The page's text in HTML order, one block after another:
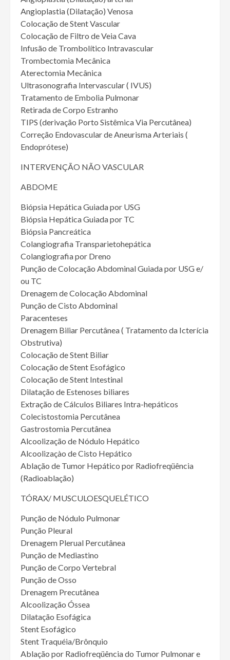
Angioplastia (Dilatação) Venosa
Colocação de Stent Vascular
Colocação de Filtro de Veia Cava
Infusão de Trombolítico Intravascular
Trombectomia Mecânica
Aterectomia Mecânica
Ultrasonografia Intervascular ( IVUS)
Tratamento de Embolia Pulmonar
Retirada de Corpo Estranho
TIPS (derivação Porto Sistêmica Via Percutânea)
Correção Endovascular de Aneurisma Arteriais (
Endoprótese)
INTERVENÇÃO NÃO VASCULAR
ABDOME
Biópsia Hepática Guiada por USG
Biópsia Hepática Guiada por TC
Biópsia Pancreática
Colangiografia Transparietohepática
Colangiografia por Dreno
Punção de Colocação Abdominal Guiada por USG e/
ou TC
Drenagem de Colocação Abdominal
Punção de Cisto Abdominal
Paracenteses
Drenagem Biliar Percutânea ( Tratamento da Icterícia
Obstrutiva)
Colocação de Stent Biliar
Colocação de Stent Esofágico
Colocação de Stent Intestinal
Dilatação de Estenoses biliares
Extração de Cálculos Biliares Intra-hepáticos
Colecistostomia Percutânea
Gastrostomia Percutânea
Alcoolização de Nódulo Hepático
Alcoolizaçào de Cisto Hepático
Ablação de Tumor Hepático por Radiofreqüência
(Radioablação)
TÓRAX/ MUSCULOESQUELÉTICO
Punção de Nódulo Pulmonar
Punção Pleural
Drenagem Plerual Percutânea
Punção de Mediastino
Punção de Corpo Vertebral
Punção de Osso
Drenagem Precutânea
Alcoolização Óssea
Dilatação Esofágica
Stent Esofágico
Stent Traquéia/Brônquio
Ablação por Radiofreqüência do Tumor Pulmonar e